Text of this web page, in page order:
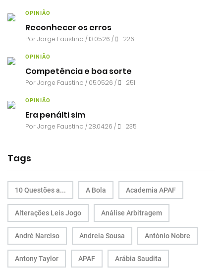
OPINIÃO
Reconhecer os erros
PorJorge Faustino / 13.05.26 / 226
OPINIÃO
Competência e boa sorte
PorJorge Faustino / 05.05.26 / 251
OPINIÃO
Era penálti sim
PorJorge Faustino / 28.04.26 / 235
Tags
10 Questões a... A Bola Academia APAF
Alterações Leis Jogo Análise Arbitragem
André Narciso Andreia Sousa António Nobre
Antony Taylor APAF Arábia Saudita